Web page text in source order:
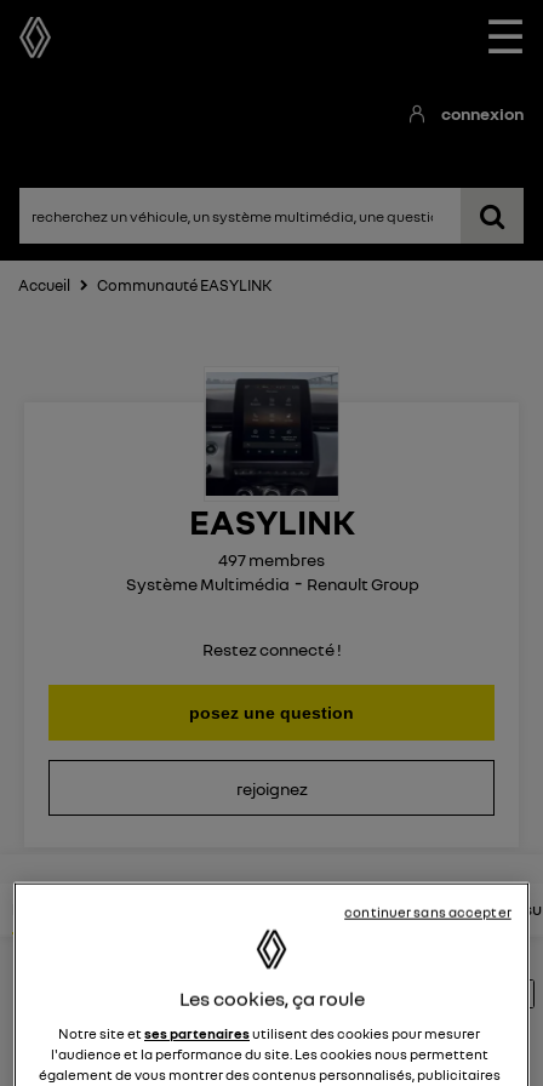
☰
connexion
Accueil Communauté EASYLINK
EASYLINK
Système Multimédia Renault Group
497membres
Restez connecté !
posez une question
rejoignez
consultez la brochure
Découvrez les 348 questions sur EASYLINK
Les cookies, ça roule
Notre site etses partenairesutilisent des cookies pour mesurer
l'audience et la performance du site. Les cookies nous permettent
également de vous montrer des contenus personnalisés, publicitaires
continuer sans accepter